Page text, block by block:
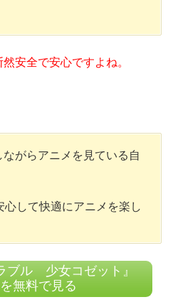
安全で安心ですよね。
がらアニメを見ている自
心して快適にアニメを楽し
ブル 少女コゼット』
無料で見る